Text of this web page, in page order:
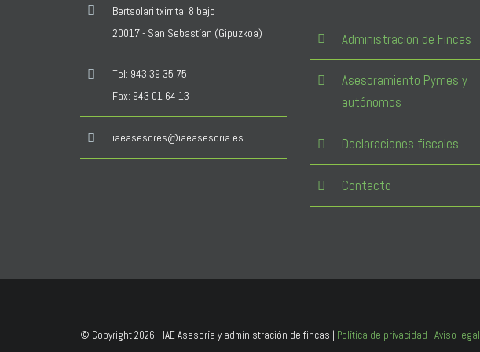
Bertsolari txirrita, 8 bajo
20017 - San Sebastían (Gipuzkoa)
Tel: 943 39 35 75
Fax: 943 01 64 13
iaeasesores@iaeasesoria.es
Administración de Fincas
Asesoramiento Pymes y
autónomos
Declaraciones fiscales
Contacto
© Copyright2026 - IAE Asesoría y administración de fincas | Política de privacidad | Aviso legal